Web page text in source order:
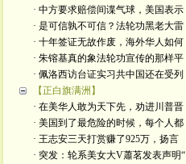
· 中方要求赔偿间谍气球，美国表示
· 是可信孰不可信？法轮功黑老大雷
· 十年签证无故作废，海外华人如何
· 朱镕基真的象法轮功宣传的那样平
· 佩洛西访台证实习共中国还在受列
【正白旗满洲】
· 在美华人敢为天下先，劝进川普晋
· 美国到了最危险的时候，每个人都
· 王志安三天打赏赚了925万，扬言
· 突发：轮系美女大V蕭茗发表声明“